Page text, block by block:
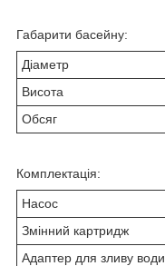
Габарити басейну:
Діаметр
Висота
Обсяг
Комплектація:
Насос
Змінний картридж
Адаптер для зливу води